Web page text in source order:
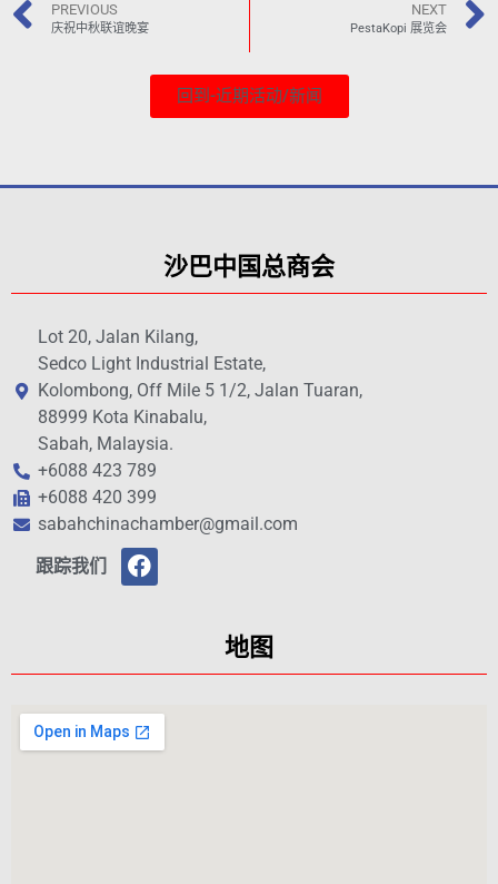
PREVIOUS
庆祝中秋联谊晚宴
NEXT
PestaKopi 展览会
回到-近期活动/新闻
沙巴中国总商会
Lot 20, Jalan Kilang,
Sedco Light Industrial Estate,
Kolombong, Off Mile 5 1/2, Jalan Tuaran,
88999 Kota Kinabalu,
Sabah, Malaysia.
+6088 423 789
+6088 420 399
sabahchinachamber@gmail.com
跟踪我们
地图